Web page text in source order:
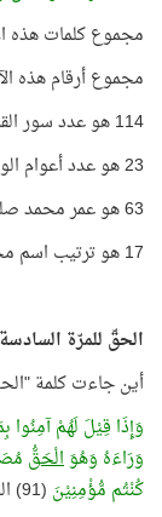
مجموع كلمات هذه الآيات الأربع
مجموع أرقام هذه الآيات الأربع هو
114 هو عدد سور القرآن الكريم!
23 هو عدد أعوام الوحي!
63 هو عمر محمد صلى الله عليه وسلم.
17 هو ترتيب اسم محمد في سورة محمد!
الحقّ للمرّة السادسة
أين جاءت كلمة
وَإِذَا قِيْلَ لَهُمْ آمِنُوا
وَرَاءَهُ وَهُوَالْحَقُّ
كُنْتُم مُّؤْمِنِيْنَ (91) البقرة